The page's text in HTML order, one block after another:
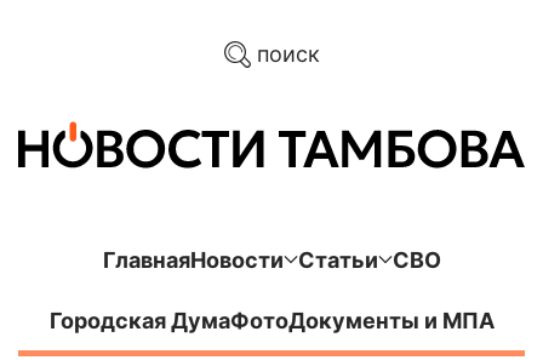
поиск
ГлавнаяНовости Статьи СВО
Городская ДумаФотоДокументы и МПА